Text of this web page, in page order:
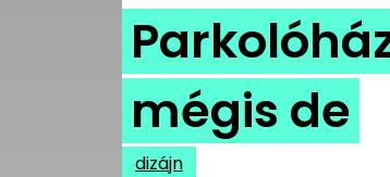
HIP
KULT
mégis de
dizájn